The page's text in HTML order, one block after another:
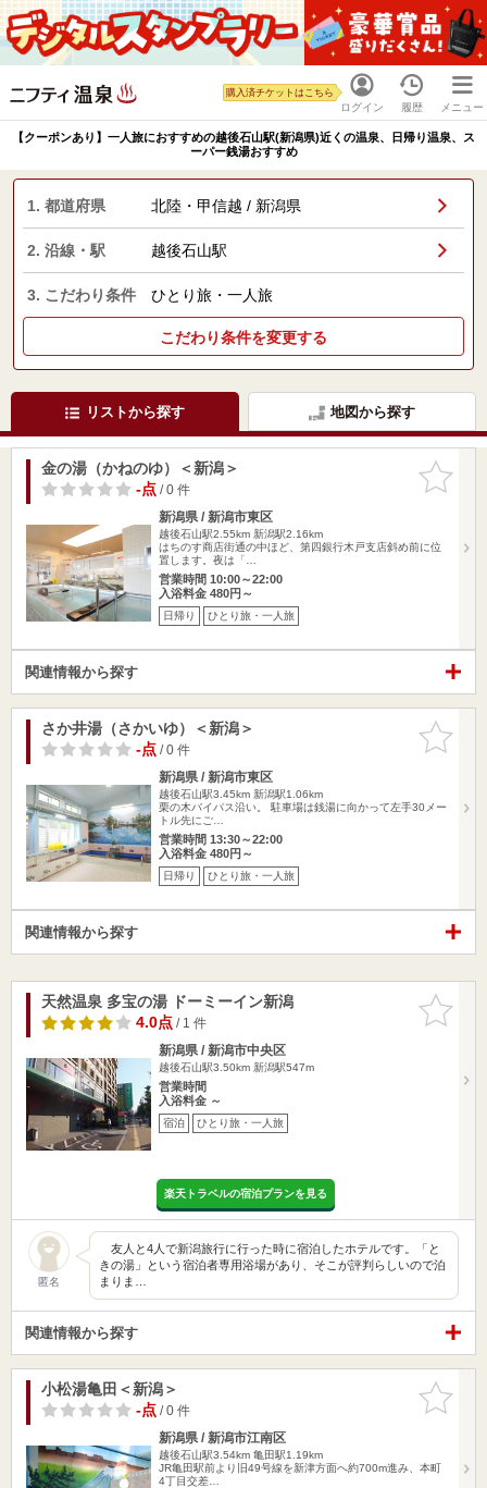
ログイン
購入済チケットはこちら
履歴 メニュー
【クーポンあり】一人旅におすすめの越後石山駅(新潟県)近くの温泉、日帰り温泉、ス
ーパー銭湯おすすめ
1. 都道府県 北陸・甲信越 / 新潟県
2. 沿線・駅 越後石山駅
3. こだわり条件 ひとり旅・一人旅
こだわり条件を変更する
リストから探す 地図から探す
お気に入
りに追加
金の湯（かねのゆ）＜新潟＞
-点/ 0 件
新潟県 / 新潟市東区
越後石山駅2.55km 新潟駅2.16km
はちのす商店街通の中ほど、第四銀行木戸支店斜め前に位
置します。夜は「…
営業時間 10:00～22:00
入浴料金 480円～
日帰り ひとり旅・一人旅
関連情報から探す
お気に入
りに追加
さか井湯（さかいゆ）＜新潟＞
-点/ 0 件
新潟県 / 新潟市東区
越後石山駅3.45km 新潟駅1.06km
栗の木バイパス沿い。 駐車場は銭湯に向かって左手30メー
トル先にご…
営業時間 13:30～22:00
入浴料金 480円～
日帰り ひとり旅・一人旅
関連情報から探す
お気に入
りに追加
天然温泉 多宝の湯 ドーミーイン新潟
4.0点/ 1 件
新潟県 / 新潟市中央区
越後石山駅3.50km 新潟駅547m
営業時間
入浴料金 ～
宿泊 ひとり旅・一人旅
楽天トラベルの宿泊プランを見る
匿名
友人と4人で新潟旅行に行った時に宿泊したホテルです。「と
きの湯」という宿泊者専用浴場があり、そこが評判らしいので泊
まりま…
関連情報から探す
お気に入
りに追加
小松湯亀田＜新潟＞
-点/ 0 件
新潟県 / 新潟市江南区
越後石山駅3.54km 亀田駅1.19km
JR亀田駅前より旧49号線を新津方面へ約700m進み、本町
4丁目交差…